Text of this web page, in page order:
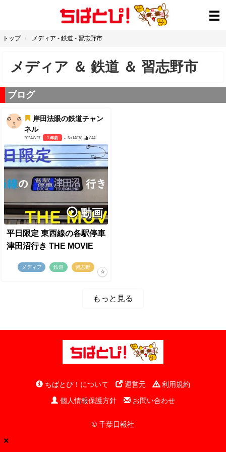
トップ メディア - 鉄道 - 習志野市
メディア ＆ 鉄道 ＆ 習志野市
ブログ
岸田法眼の鉄道チャン
ネル
2024/8/27 1 年前 - №14878 844
動画
平日限定 東西線の各駅停車
津田沼行き THE MOVIE
メディア 鉄道 習志野
もっと見る
ちばとぴ！について 運営元
利用規約
個人情報保護方針
お問い合わせ
© 千葉日報社
×